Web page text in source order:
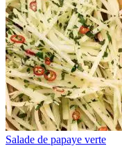
Salade de papaye verte